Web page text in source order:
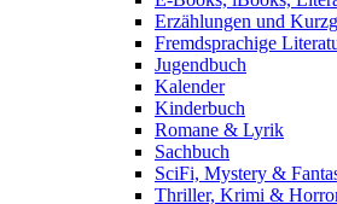
Erzählungen und
Fremdsprachige
Jugendbuch
Kalender
Kinderbuch
Romane & Lyrik
Sachbuch
SciFi, Mystery &
Thriller, Krimi &